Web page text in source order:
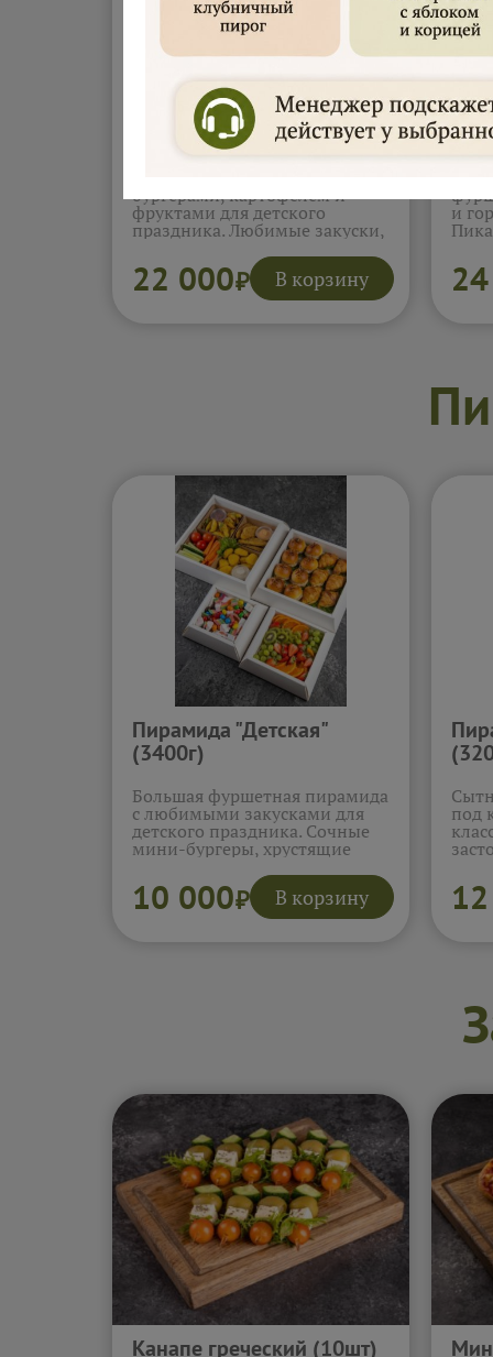
Сет на выпускной "Дети"
(25-30 чел) (9625г)
бургерами, картофелем и
фруктами для детского
праздника. Любимые закуски,
подача делают этот набор
отличным вариантом для
шумной компании детей. Всё
22 000₽ В корзину
и
Пирамида "Детская"
(3400г)
Большая фуршетная пирамида
с любимыми закусками для
детского праздника. Сочные
мини-бургеры, хрустящие
и сладости собраны так, чтобы
дети были счастливы, а
взрослые не думали о еде весь
10 000₽ В корзину
под
Канапе греческий (10шт)